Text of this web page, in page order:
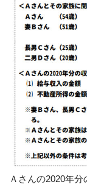
Ａさんの2020年